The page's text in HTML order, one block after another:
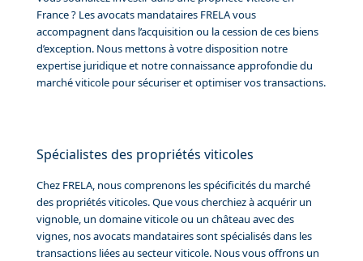
France ? Les avocats mandataires FRELA vous
accompagnent dans l’acquisition ou la cession de ces biens
d’exception. Nous mettons à votre disposition notre
expertise juridique et notre connaissance approfondie du
marché viticole pour sécuriser et optimiser vos transactions.
Spécialistes des propriétés viticoles
Chez FRELA, nous comprenons les spécificités du marché
des propriétés viticoles. Que vous cherchiez à acquérir un
vignoble, un domaine viticole ou un château avec des
vignes, nos avocats mandataires sont spécialisés dans les
transactions liées au secteur viticole. Nous vous offrons un